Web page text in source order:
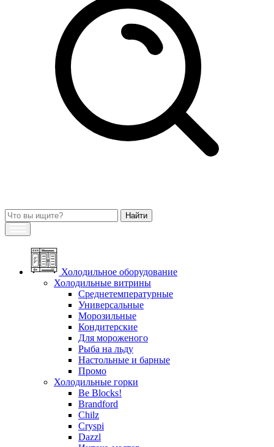
Холодильное оборудование
Холодильные витрины
Среднетемпературные
Универсальные
Морозильные
Кондитерские
Для мороженого
Рыба на льду
Настольные и барные
Промо
Холодильные горки
Be Blocks!
Brandford
Chilz
Cryspi
Dazzl